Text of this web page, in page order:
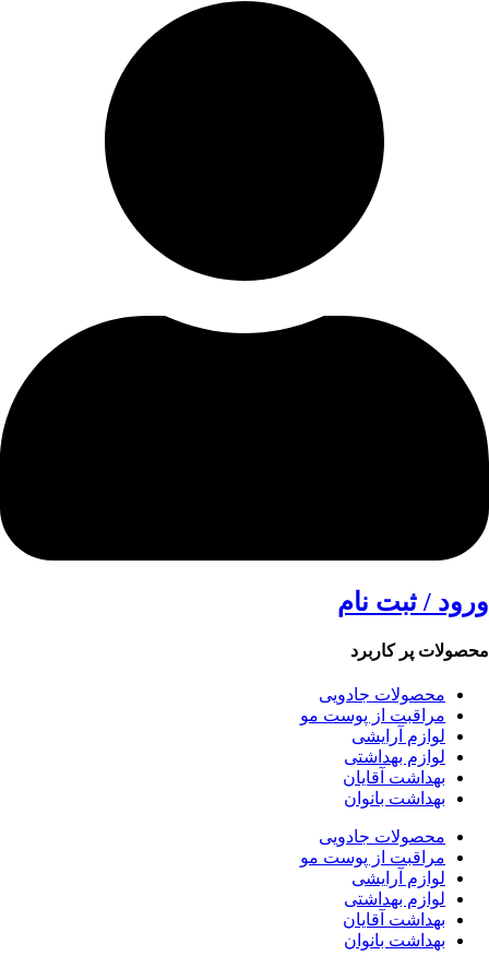
ورود / ثبت نام
محصولات پر کاربرد
محصولات جادویی
مراقبت از پوست مو
لوازم آرایشی
لوازم بهداشتی
بهداشت آقایان
بهداشت بانوان
محصولات جادویی
مراقبت از پوست مو
لوازم آرایشی
لوازم بهداشتی
بهداشت آقایان
بهداشت بانوان